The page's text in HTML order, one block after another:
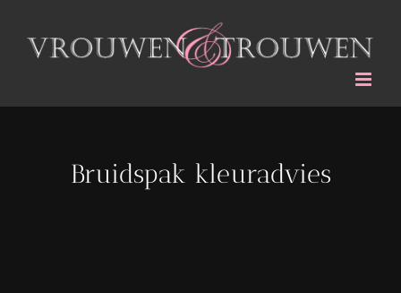
naar
inhoud
Bruidspak kleuradvies